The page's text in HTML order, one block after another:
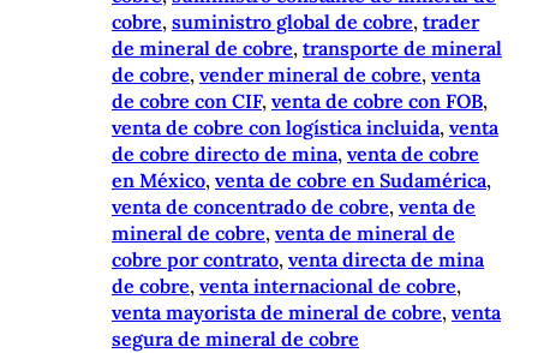
cobre, suministro global de cobre, trader
de mineral de cobre, transporte de mineral
de cobre, vender mineral de cobre, venta
de cobre con CIF, venta de cobre con FOB
venta de cobre con logística incluida, venta
de cobre directo de mina, venta de cobre
en México, venta de cobre en Sudamérica
venta de concentrado de cobre, venta de
mineral de cobre, venta de mineral de
cobre por contrato, venta directa de mina
de cobre, venta internacional de cobre
venta mayorista de mineral de cobre, venta
segura de mineral de cobre